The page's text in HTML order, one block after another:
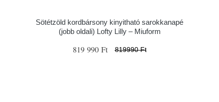
Sötétzöld kordbársony kinyitható sarokkanapé
(jobb oldali) Lofty Lilly – Miuform
819 990 Ft 819990 Ft